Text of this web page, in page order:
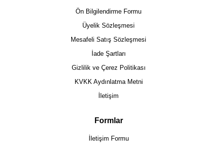
Ön Bilgilendirme Formu
Üyelik Sözleşmesi
Mesafeli Satış Sözleşmesi
İade Şartları
Gizlilik ve Çerez Politikası
KVKK Aydınlatma Metni
İletişim
Formlar
İletişim Formu